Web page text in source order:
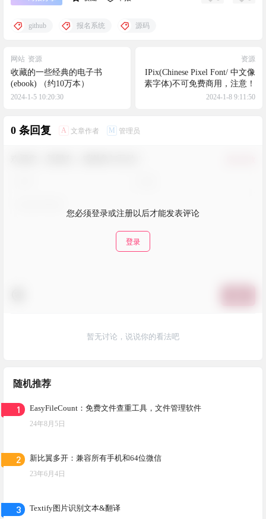
github 报名系统 源码
网站 资源
收藏的一些经典的电子书
(ebook) （约10万本）
2024-1-5 10:20:30
资源
IPix(Chinese Pixel Font/ 中文像
素字体)不可免费商用，注意！
2024-1-8 9:11:50
0 条回复 A 文章作者 M 管理员
您必须登录或注册以后才能发表评论
登录
暂无讨论，说说你的看法吧
随机推荐
1 EasyFileCount：免费文件查重工具，文件管理软件
24年8月5日
2 新比翼多开：兼容所有手机和64位微信
23年6月4日
3 Textify图片识别文本&翻译